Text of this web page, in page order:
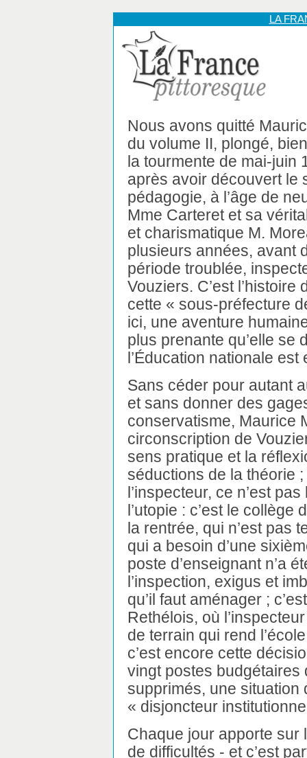
LA
Nous avons quitté
du volume II, plongé,
la tourmente de mai-juin
après avoir découvert le
pédagogie, à l’âge de
Mme Carteret et sa
et charismatique M.
plusieurs années, avant
période troublée,
Vouziers. C’est
cette « sous-préfecture
ici, une aventure
plus prenante qu’elle se
l’Éducation nationale
Sans céder pour autant
et sans donner des
conservatisme, Maurice
circonscription de
sens pratique et la
séductions de la théorie
l’inspecteur, ce n’est
l’utopie : c’est le collège
la rentrée, qui n’est pas
qui a besoin d’une
poste d’enseignant n’a
l’inspection, exigus et
qu’il faut aménager ;
Rethélois, où
de terrain qui rend
c’est encore cette
vingt postes budgétaires
supprimés, une situation
« disjoncteur
Chaque jour apporte sur
de difficultés - et c’est